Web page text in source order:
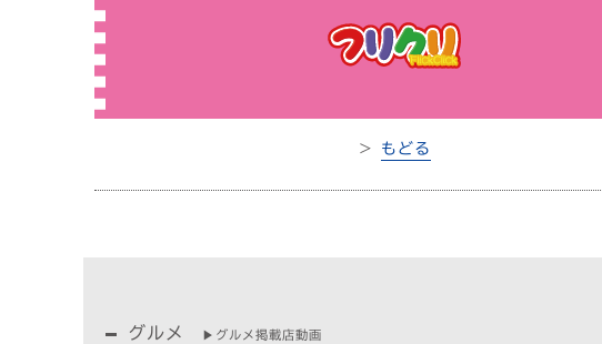
＞ もどる
グルメ ▶︎グルメ掲載店動画